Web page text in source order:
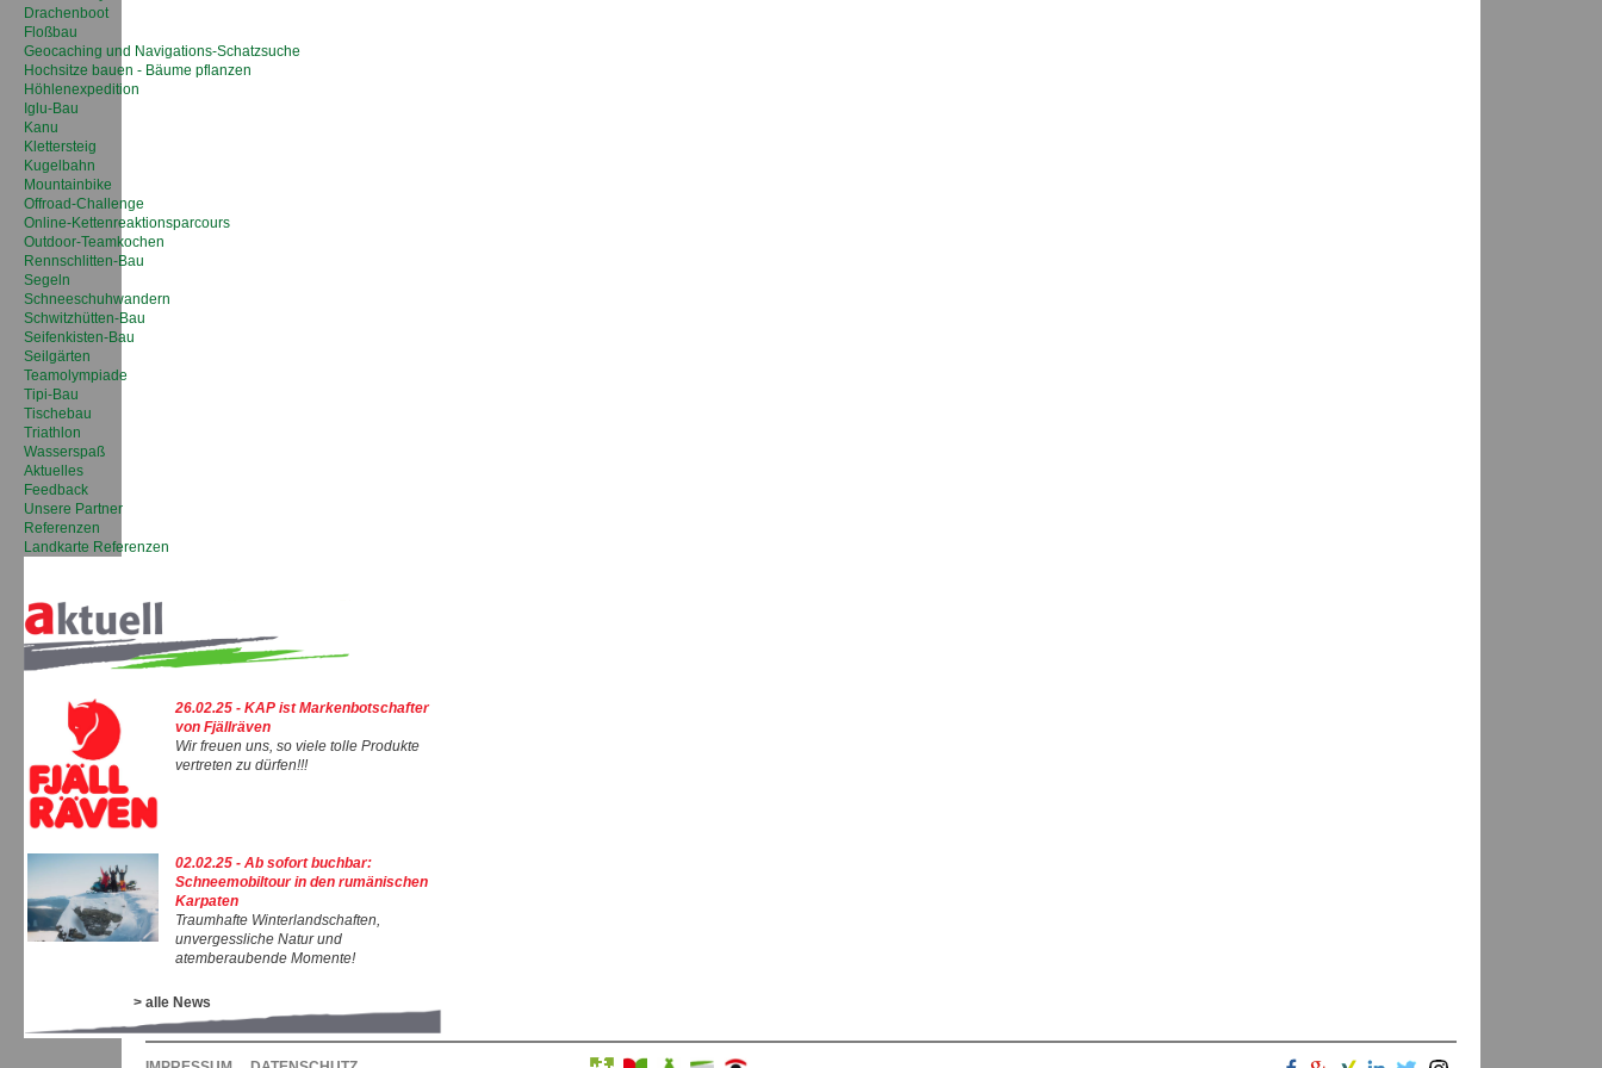
Drachenboot
Floßbau
Geocaching und Navigations-Schatzsuche
Hochsitze bauen - Bäume pflanzen
Höhlenexpedition
Iglu-Bau
Kanu
Klettersteig
Kugelbahn
Mountainbike
Offroad-Challenge
Online-Kettenreaktionsparcours
Outdoor-Teamkochen
Rennschlitten-Bau
Segeln
Schneeschuhwandern
Schwitzhütten-Bau
Seifenkisten-Bau
Seilgärten
Teamolympiade
Tipi-Bau
Tischebau
Triathlon
Wasserspaß
Aktuelles
Feedback
Unsere Partner
Referenzen
Landkarte Referenzen
26.02.25 - KAP ist Markenbotschafter
von Fjällräven
Wir freuen uns, so viele tolle Produkte
vertreten zu dürfen!!!
02.02.25 - Ab sofort buchbar:
Schneemobiltour in den rumänischen
Karpaten
Traumhafte Winterlandschaften,
unvergessliche Natur und
atemberaubende Momente!
> alle News